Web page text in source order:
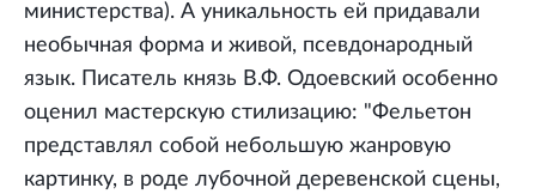
министерства). А уникальность ей придавали
необычная форма и живой, псевдонародный
язык. Писатель князь В.Ф. Одоевский особенно
оценил мастерскую стилизацию: "Фельетон
представлял собой небольшую жанровую
картинку, в роде лубочной деревенской сцены,